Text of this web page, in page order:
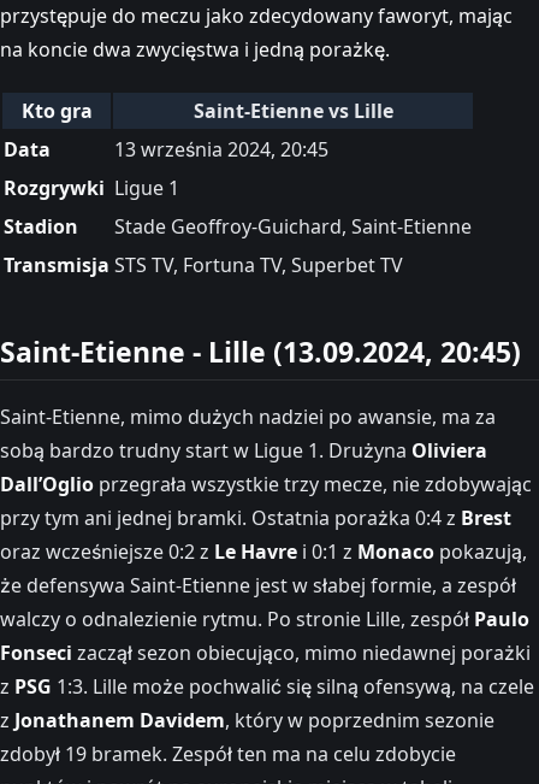
przystępuje do meczu jako zdecydowany faworyt, mając
na koncie dwa zwycięstwa i jedną porażkę.
Kto gra
Saint-Etienne vs Lille
Data
13 września 2024, 20:45
Rozgrywki Ligue 1
Stadion
Stade Geoffroy-Guichard, Saint-Etienne
Transmisja STS TV, Fortuna TV, Superbet TV
Saint-Etienne - Lille (13.09.2024, 20:45)
Saint-Etienne, mimo dużych nadziei po awansie, ma za
sobą bardzo trudny start w Ligue 1. Drużyna Oliviera
Dall’Oglio przegrała wszystkie trzy mecze, nie zdobywając
przy tym ani jednej bramki. Ostatnia porażka 0:4 z Brest
oraz wcześniejsze 0:2 z Le Havre i 0:1 z Monaco pokazują,
że defensywa Saint-Etienne jest w słabej formie, a zespół
walczy o odnalezienie rytmu. Po stronie Lille, zespół Paulo
Fonseci zaczął sezon obiecująco, mimo niedawnej porażki
z PSG 1:3. Lille może pochwalić się silną ofensywą, na czele
z Jonathanem Davidem, który w poprzednim sezonie
zdobył 19 bramek. Zespół ten ma na celu zdobycie